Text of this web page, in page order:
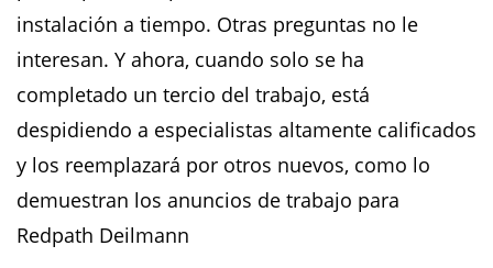
instalación a tiempo. Otras preguntas no le
interesan. Y ahora, cuando solo se ha
completado un tercio del trabajo, está
despidiendo a especialistas altamente calificados
y los reemplazará por otros nuevos, como lo
demuestran los anuncios de trabajo para
Redpath Deilmann